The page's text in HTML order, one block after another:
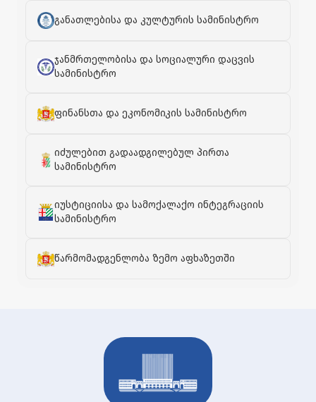
განათლებისა და კულტურის სამინისტრო
ჯანმრთელობისა და სოციალური დაცვის
სამინისტრო
ფინანსთა და ეკონომიკის სამინისტრო
იძულებით გადაადგილებულ პირთა
სამინისტრო
იუსტიციისა და სამოქალაქო ინტეგრაციის
სამინისტრო
წარმომადგენლობა ზემო აფხაზეთში